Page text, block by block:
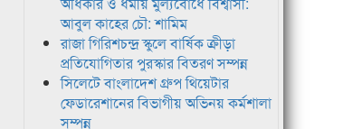
আবুল কাহের চৌ: শামিম
রাজা গিরিশচন্দ্র স্কুলে বার্ষিক ক্রীড়া
প্রতিযোগিতার পুরস্কার বিতরণ সম্পন্ন
সিলেটে বাংলাদেশ গ্রুপ থিয়েটার
ফেডারেশানের বিভাগীয় অভিনয় কর্মশালা
সম্পন্ন